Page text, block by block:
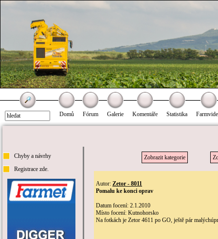
Domů Fórum Galerie Komentáře Statistika
Chyby a návrhy
Registrace zde.
Zobrazit kategorie
Autor: Zetor - 8011
Pomalu ke konci oprav
Datum focení: 2.1.2010
Místo focení: Kutnohorsko
Na fotkách je Zetor 4611 po GO, ještě pár